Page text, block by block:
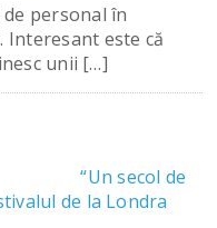
personal în
Interesant este că
unii […]
“Un secol de
de la Londra